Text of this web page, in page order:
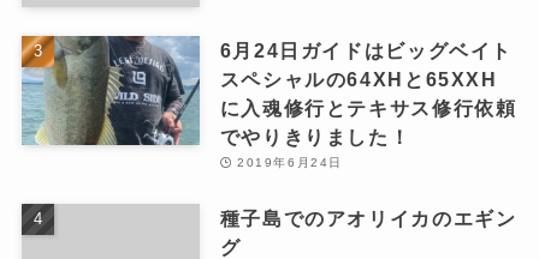
6月24日ガイドはビッグベイト
スペシャルの64XHと65XXH
に入魂修行とテキサス修行依頼
でやりきりました！
2019年6月24日
種子島でのアオリイカのエギン
グ